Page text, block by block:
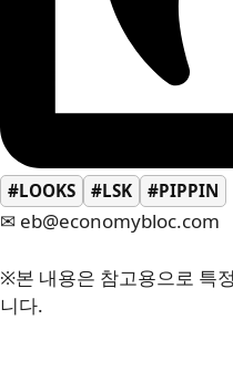
#LOOKS #LSK #PIPPIN
✉ eb@economybloc.com
※본 내용은 참고용으로 특
니다.